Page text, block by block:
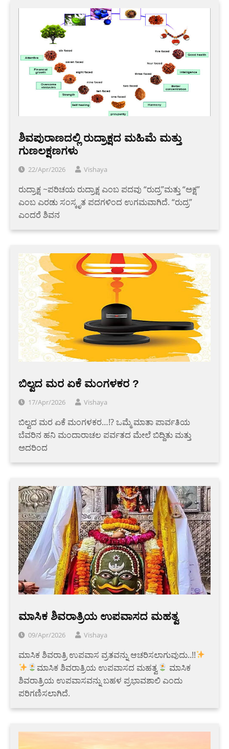
ಶಿವಪುರಾಣದಲ್ಲಿ ರುದ್ರಾಕ್ಷದ ಮಹಿಮೆ ಮತ್ತು
ಗುಣಲಕ್ಷಣಗಳು
22/Apr/2026 Vishaya
ರುದ್ರಾಕ್ಷ ~ಪರಿಚಯ ರುದ್ರಾಕ್ಷ ಎಂಬ ಪದವು “ರುದ್ರ”ಮತ್ತು “ಅಕ್ಷ”
ಎಂಬ ಎರಡು ಸಂಸ್ಕೃತ ಪದಗಳಿಂದ ಉಗಮವಾಗಿದೆ. “ರುದ್ರ”
ಎಂದರೆ ಶಿವನ
ಬಿಲ್ವದ ಮರ ಏಕೆ ಮಂಗಳಕರ ?
17/Apr/2026 Vishaya
ಬಿಲ್ವದ ಮರ ಏಕೆ ಮಂಗಳಕರ…!? ಒಮ್ಮೆ ಮಾತಾ ಪಾರ್ವತಿಯ
ಬೆವರಿನ ಹನಿ ಮಂದಾರಾಚಲ ಪರ್ವತದ ಮೇಲೆ ಬಿದ್ದಿತು ಮತ್ತು
ಅದರಿಂದ
ಮಾಸಿಕ ಶಿವರಾತ್ರಿಯ ಉಪವಾಸದ ಮಹತ್ವ
09/Apr/2026 Vishaya
ಮಾಸಿಕ ಶಿವರಾತ್ರಿ ಉಪವಾಸ ವ್ರತವನ್ನು ಆಚರಿಸಲಾಗುವುದು..!!
ಮಾಸಿಕ ಶಿವರಾತ್ರಿಯ ಉಪವಾಸದ ಮಹತ್ವ
ಮಾಸಿಕ
ಶಿವರಾತ್ರಿಯ ಉಪವಾಸವನ್ನು ಬಹಳ ಪ್ರಭಾವಶಾಲಿ ಎಂದು
ಪರಿಗಣಿಸಲಾಗಿದೆ.